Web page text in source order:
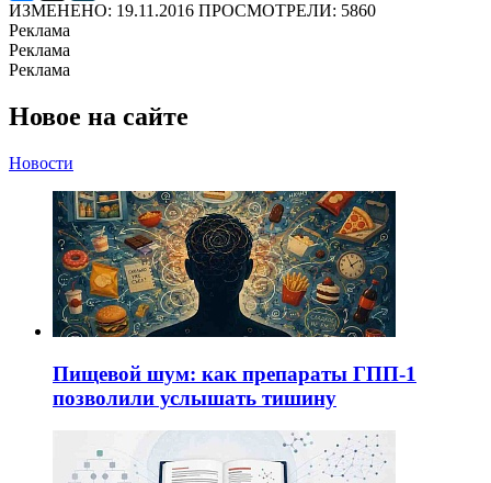
ИЗМЕНЕНО: 19.11.2016 ПРОСМОТРЕЛИ: 5860
Реклама
Реклама
Реклама
Новое на сайте
Новости
Пищевой шум: как препараты ГПП-1
позволили услышать тишину